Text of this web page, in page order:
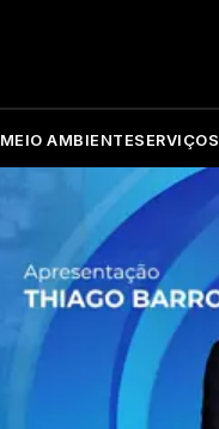
MEIO AMBIENTESERVIÇOS